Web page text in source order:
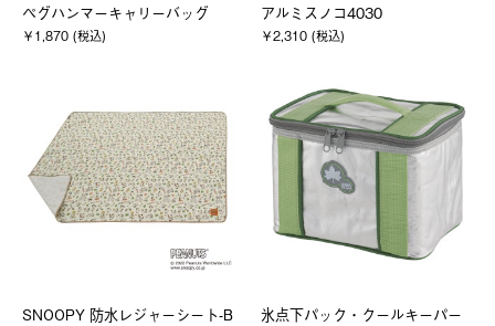
ペグハンマーキャリーバッグ
￥1,870 (税込)
アルミスノコ4030
￥2,310 (税込)
SNOOPY 防水レジャーシート-B
氷点下パック・クールキーパー